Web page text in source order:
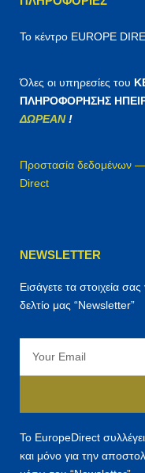
Το κέντρο EUROPE
Όλες οι υπηρεσίες του
ΠΛΗΡΟΦΟΡΗΣΗΣ
ΔΩΡΕΑΝ!
Προστασία δεδομένων
Direct
NEWSLETTER
Εισάγετε τα στοιχεία
δελτίο μας “Newsletter”
Το EuropeDirect
και μόνο για την